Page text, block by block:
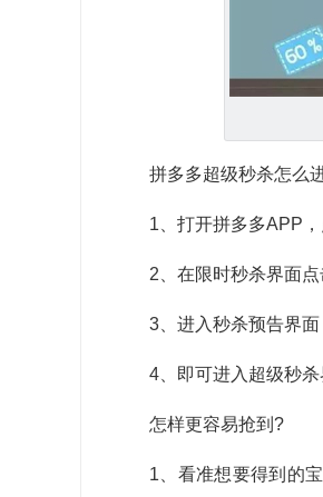
拼多多超级秒杀怎么
1、打开拼多多APP
2、在限时秒杀界面
3、进入秒杀预告界
4、即可进入超级秒杀
怎样更容易抢到?
1、看准想要得到的